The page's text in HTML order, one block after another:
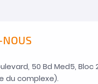
NOUS
50 Bd Med5, Bloc
du complexe).